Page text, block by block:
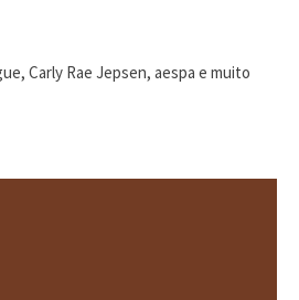
Carly Rae Jepsen, aespa e muito